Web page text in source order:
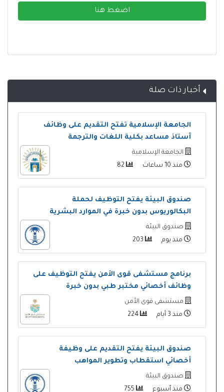
اضغط هنا
أخبار ذات صلة
الجامعة الإسلامية تفتح التقديم على وظائف
أستاذ مساعد بكلية اللغات والترجمة
الجامعة الإسلامية
منذ 10 ساعات
صندوق البيئة يفتح التوظيف لحملة
البكالوريوس بدون خبرة في الموارد البشرية
صندوق البيئة
منذ يوم
برنامج مستشفى قوى الأمن يفتح التوظيف على
وظائف أخصائي مختبر طبي بدون خبرة
مستشفى قوى الأمن
منذ 3 أيام
صندوق البيئة يفتح التقديم على وظيفة
أخصائي استقطاب وتطوير المواهب
صندوق البيئة
منذ أسبوع